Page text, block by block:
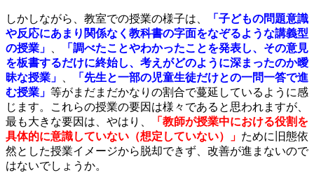
しかしながら、教室での授業の様子は、
「子どもの問題意識
や反応にあまり関係なく教科書の字面をなぞるような講義型
の授業」
「調べたことやわかったことを発表し、その意見
を板書するだけに終始し、考えがどのように深まったのか曖
昧な授業」
「先生と一部の児童生徒だけとの一問一答で進
む授業」 等がまだまだかなりの割合で蔓延しているように感
じます。これらの授業の要因は様々であると思われますが、
最も大きな要因は、やはり、
「教師が授業中における役割を
具体的に意識していない（想定していない）」 ために旧態依
然とした授業イメージから脱却できず、改善が進まないので
はないでしょうか。